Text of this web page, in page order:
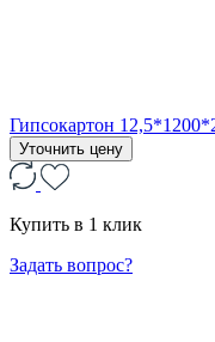
Гипсокартон
Уточнить цену
Купить в 1 клик
Задать вопрос?